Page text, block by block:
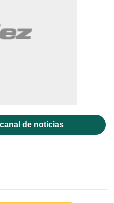
de noticias